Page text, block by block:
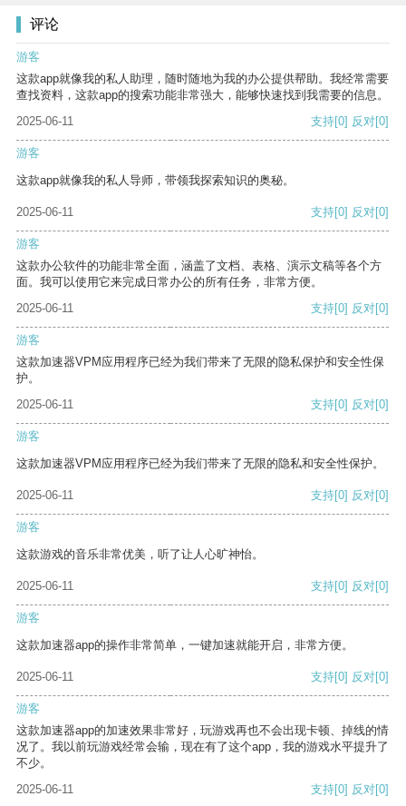
评论
游客
这款app就像我的私人助理，随时随地为我的办公提供帮助。我经常需要
查找资料，这款app的搜索功能非常强大，能够快速找到我需要的信息。
2025-06-11
支持[0] 反对[0]
游客
这款app就像我的私人导师，带领我探索知识的奥秘。
2025-06-11 支持[0] 反对[0]
游客
这款办公软件的功能非常全面，涵盖了文档、表格、演示文稿等各个方
面。我可以使用它来完成日常办公的所有任务，非常方便。
2025-06-11
支持[0] 反对[0]
游客
这款加速器VPM应用程序已经为我们带来了无限的隐私保护和安全性保
护。
2025-06-11
支持[0] 反对[0]
游客
这款加速器VPM应用程序已经为我们带来了无限的隐私和安全性保护。
2025-06-11 支持[0] 反对[0]
游客
这款游戏的音乐非常优美，听了让人心旷神怡。
2025-06-11 支持[0] 反对[0]
游客
这款加速器app的操作非常简单，一键加速就能开启，非常方便。
2025-06-11 支持[0] 反对[0]
游客
这款加速器app的加速效果非常好，玩游戏再也不会出现卡顿、掉线的情
况了。我以前玩游戏经常会输，现在有了这个app，我的游戏水平提升了
不少。
2025-06-11
支持[0] 反对[0]